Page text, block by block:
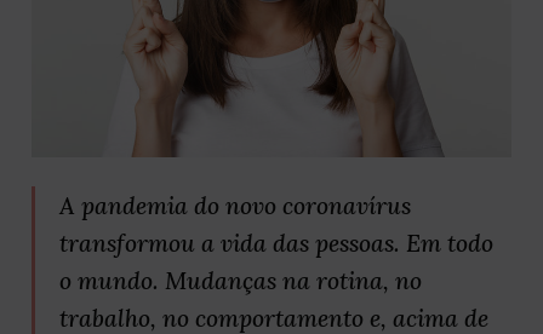
A pandemia do novo coronavírus
transformou a vida das pessoas. Em todo
o mundo. Mudanças na rotina, no
trabalho, no comportamento e, acima de